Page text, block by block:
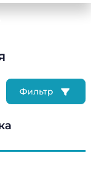
Фильтр